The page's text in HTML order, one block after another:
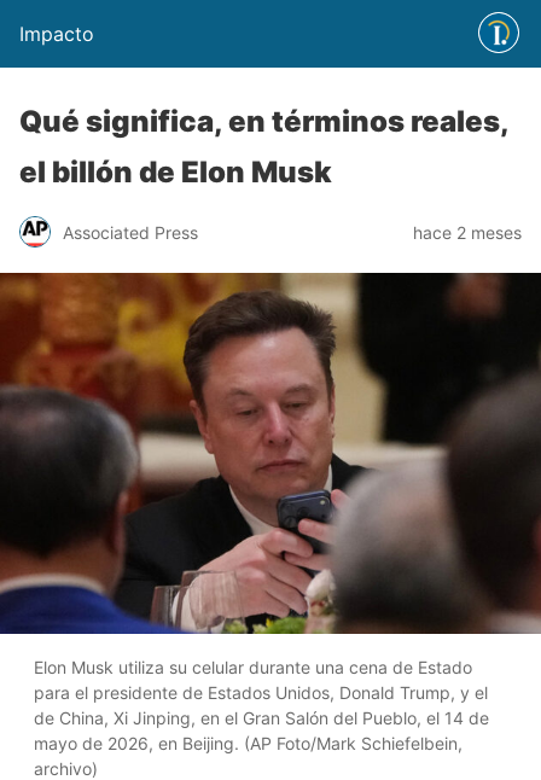
Impacto
Qué significa, en términos reales,
el billón de Elon Musk
Associated Press hace 2 meses
Elon Musk utiliza su celular durante una cena de Estado
para el presidente de Estados Unidos, Donald Trump, y el
de China, Xi Jinping, en el Gran Salón del Pueblo, el 14 de
mayo de 2026, en Beijing. (AP Foto/Mark Schiefelbein,
archivo)